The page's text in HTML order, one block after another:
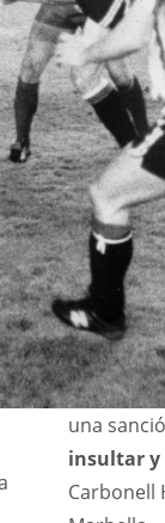
IND
34
una
insultar y
Carbonell